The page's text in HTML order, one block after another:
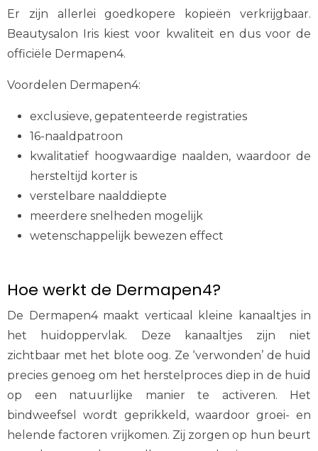
Er zijn allerlei goedkopere kopieën verkrijgbaar.
Beautysalon Iris kiest voor kwaliteit en dus voor de
officiële Dermapen4.
Voordelen Dermapen4:
exclusieve, gepatenteerde registraties
16-naaldpatroon
kwalitatief hoogwaardige naalden, waardoor de
hersteltijd korter is
verstelbare naalddiepte
meerdere snelheden mogelijk
wetenschappelijk bewezen effect
Hoe werkt de Dermapen4?
De Dermapen4 maakt verticaal kleine kanaaltjes in
het huidoppervlak. Deze kanaaltjes zijn niet
zichtbaar met het blote oog. Ze ‘verwonden’ de huid
precies genoeg om het herstelproces diep in de huid
op een natuurlijke manier te activeren. Het
bindweefsel wordt geprikkeld, waardoor groei- en
helende factoren vrijkomen. Zij zorgen op hun beurt